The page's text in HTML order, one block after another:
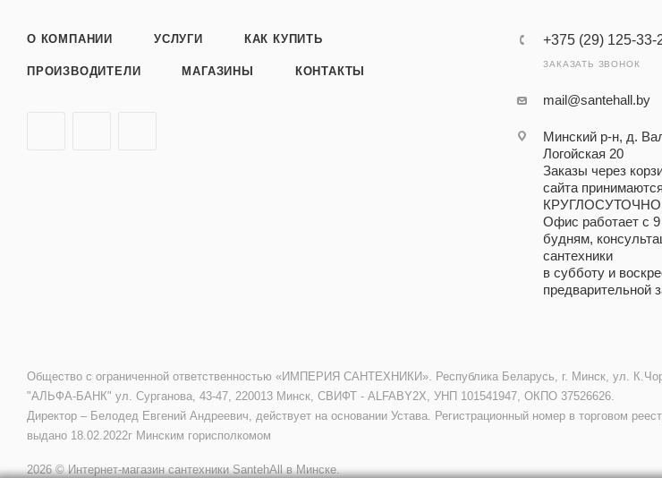
О КОМПАНИИ УСЛУГИ КАК КУПИТЬ
ПРОИЗВОДИТЕЛИ МАГАЗИНЫ КОНТАКТЫ
+375 (29) 125-33-
ЗАКАЗАТЬ ЗВОНОК
mail@santehall.by
Минский р-н, д.
Логойская 20
Заказы через
сайта принимаются
КРУГЛОСУТОЧНО
Офис работает с
будням,
сантехники
в субботу и
предварительной
Общество с ограниченной ответственностью «ИМПЕРИЯ САНТЕХНИКИ». Республика Беларусь, г. Минск, ул.
"АЛЬФА-БАНК" ул. Сурганова, 43-47, 220013 Минск, СВИФТ - ALFABY2X, УНП 101541947, ОКПО 37526626.
Директор – Белодед Евгений Андреевич, действует на основании Устава. Регистрационный номер в торговом
выдано 18.02.2022г Минским горисполкомом
2026 © Интернет-магазин сантехники SantehAll в Минске.